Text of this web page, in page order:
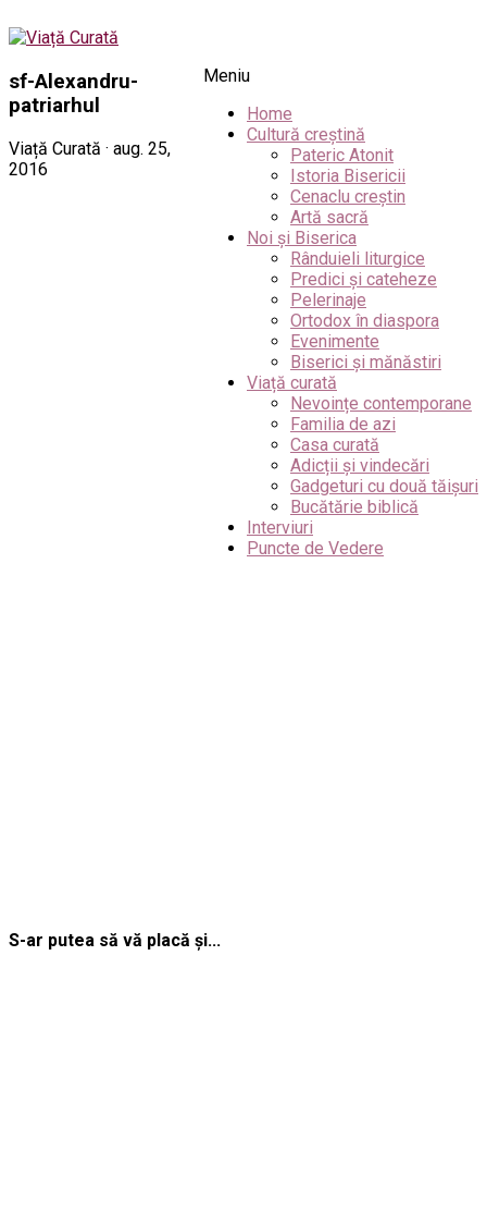
Meniu
Home
Cultură creștină
Pateric Atonit
Istoria Bisericii
Cenaclu creștin
Artă sacră
Noi și Biserica
Rânduieli liturgice
Predici și cateheze
Pelerinaje
Ortodox în diaspora
Evenimente
Biserici și mănăstiri
Viață curată
Nevoințe contemporane
Familia de azi
Casa curată
Adicții și vindecări
Gadgeturi cu două tăișuri
Bucătărie biblică
Interviuri
Puncte de Vedere
sf-Alexandru-
patriarhul
Viață Curată · aug. 25,
2016
S-ar putea să vă placă și...